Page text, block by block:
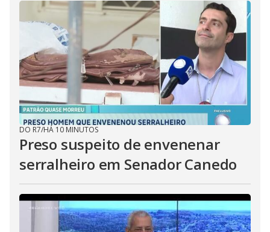
DO R7/HÁ 10 MINUTOS
Preso suspeito de envenenar
serralheiro em Senador Canedo